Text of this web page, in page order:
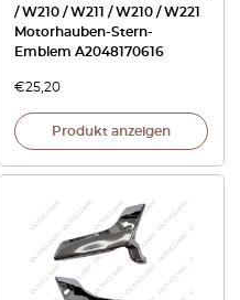
/ W210 / W211 / W210 / W221
Motorhauben-Stern-
Emblem A2048170616
€25,20
Produkt anzeigen